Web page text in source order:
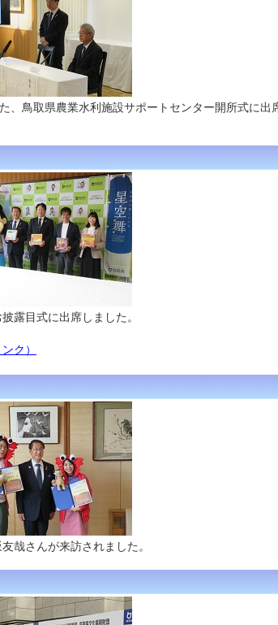
、鳥取県農業水利施設サポートセンター開所式に出
露目式に出席しました。
ク）
哉さんが来訪されました。